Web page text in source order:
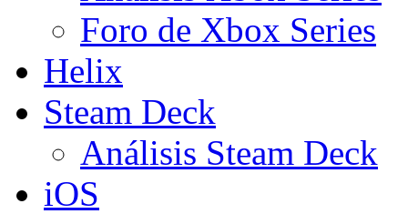
Foro de Xbox Series
Helix
Steam Deck
Análisis Steam Deck
iOS